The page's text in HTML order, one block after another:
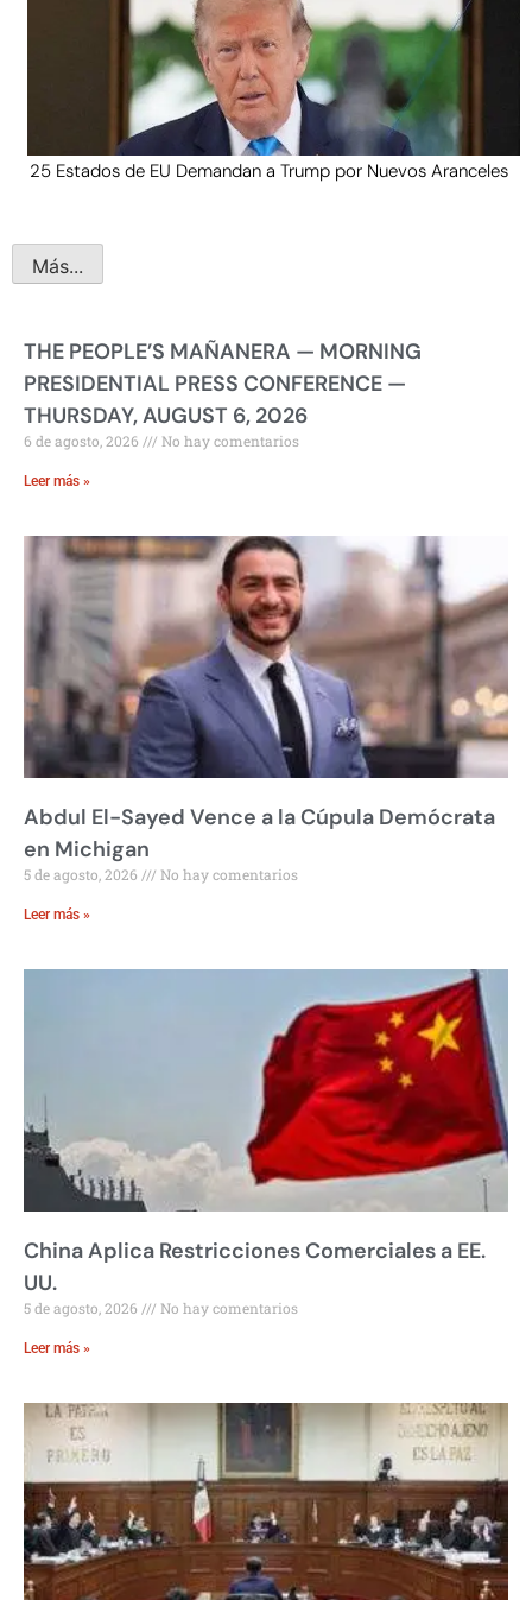
25 Estados de EU Demandan a Trump por Nuevos Aranceles
Más...
THE PEOPLE’S MAÑANERA — MORNING
PRESIDENTIAL PRESS CONFERENCE —
THURSDAY, AUGUST 6, 2026
6 de agosto, 2026 No hay comentarios
Leer más »
Abdul El-Sayed Vence a la Cúpula Demócrata
en Michigan
5 de agosto, 2026 No hay comentarios
Leer más »
China Aplica Restricciones Comerciales a EE.
UU.
5 de agosto, 2026 No hay comentarios
Leer más »